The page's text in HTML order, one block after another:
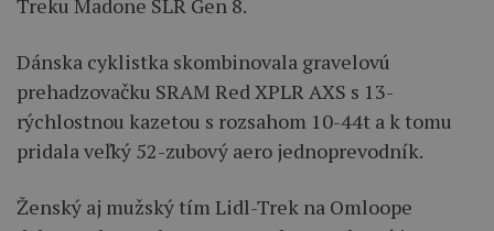
Dánska cyklistka skombinovala gravelovú
prehadzovačku SRAM Red XPLR AXS s 13-
rýchlostnou kazetou s rozsahom 10-44t a k tomu
pridala veľký 52-zubový aero jednoprevodník.
Ženský aj mužský tím Lidl-Trek na Omloope